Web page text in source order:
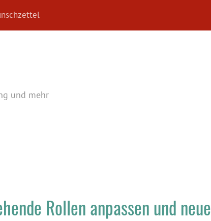
und mehr
Rollen anpassen und neue